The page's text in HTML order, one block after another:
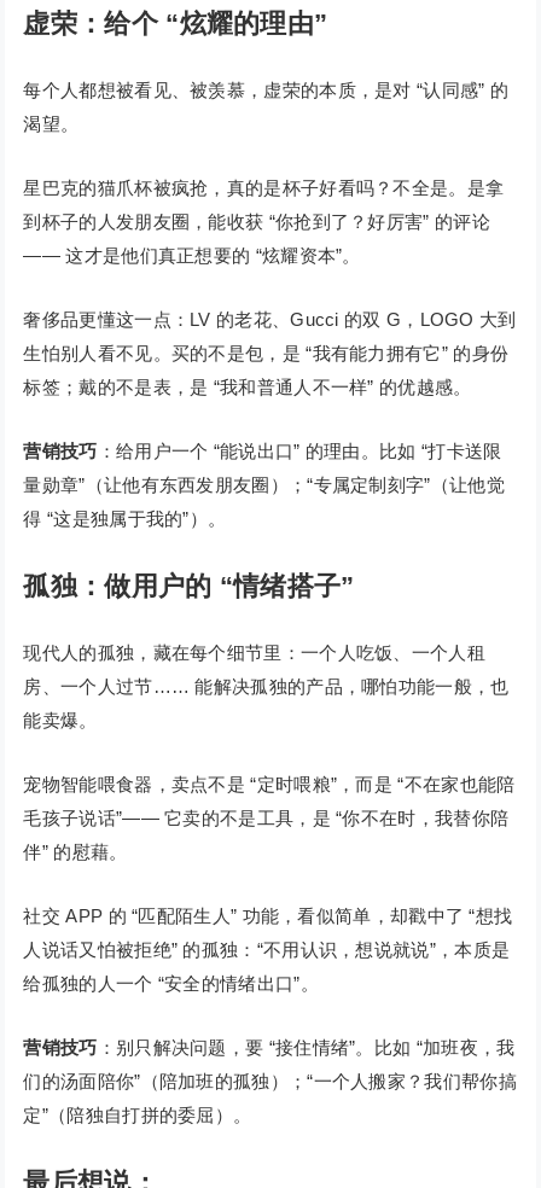
虚荣：给个 “炫耀的理由”
每个人都想被看见、被羡慕，虚荣的本质，是对 “认同感” 的
渴望。
星巴克的猫爪杯被疯抢，真的是杯子好看吗？不全是。是拿
到杯子的人发朋友圈，能收获 “你抢到了？好厉害” 的评论
—— 这才是他们真正想要的 “炫耀资本”。
奢侈品更懂这一点：LV 的老花、Gucci 的双 G，LOGO 大到
生怕别人看不见。买的不是包，是 “我有能力拥有它” 的身份
标签；戴的不是表，是 “我和普通人不一样” 的优越感。
营销技巧 ：给用户一个 “能说出口” 的理由。比如 “打卡送限
量勋章”（让他有东西发朋友圈）；“专属定制刻字”（让他觉
得 “这是独属于我的”）。
孤独：做用户的 “情绪搭子”
现代人的孤独，藏在每个细节里：一个人吃饭、一个人租
房、一个人过节…… 能解决孤独的产品，哪怕功能一般，也
能卖爆。
宠物智能喂食器，卖点不是 “定时喂粮”，而是 “不在家也能陪
毛孩子说话”—— 它卖的不是工具，是 “你不在时，我替你陪
伴” 的慰藉。
社交 APP 的 “匹配陌生人” 功能，看似简单，却戳中了 “想找
人说话又怕被拒绝” 的孤独：“不用认识，想说就说”，本质是
给孤独的人一个 “安全的情绪出口”。
营销技巧 ：别只解决问题，要 “接住情绪”。比如 “加班夜，我
们的汤面陪你”（陪加班的孤独）；“一个人搬家？我们帮你搞
定”（陪独自打拼的委屈）。